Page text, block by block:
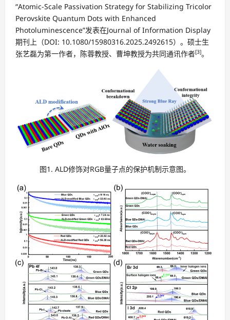
“Atomic-Scale Passivation Strategy for Stabilizing Tricolor
Perovskite Quantum Dots with Enhanced
Photoluminescence”发表在Journal of Information Display
期刊上（DOI: 10.1080/15980316.2025.2492615）。硕士生
张艺磊为第一作者，陈蓉教授、曹坤教授为共同通讯作者[3]。
图1. ALD修饰对RGB量子点的保护机制示意图。